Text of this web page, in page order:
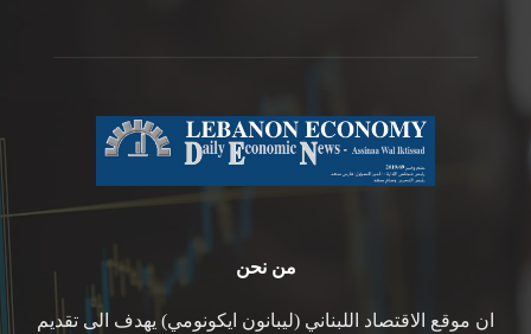
من نحن
ان موقع الاقتصاد اللبناني (ليبانون ايكونومي) يهدف الى تقديم